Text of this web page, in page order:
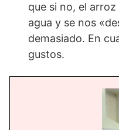
que si no, el
agua y se nos
demasiado. En
gustos.